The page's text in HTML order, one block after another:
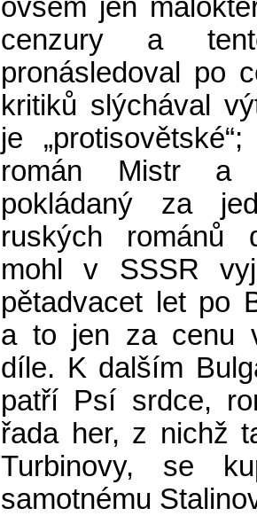
ovšem jen
cenzury a
pronásledoval po
kritiků slýchával
je
román Mistr a
pokládaný za
ruských románů
mohl v SSSR
pětadvacet let po
a to jen za cenu
díle. K dalším
patří Psí srdce,
řada her, z nichž
Turbinovy, se
samotnému